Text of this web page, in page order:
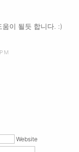
이 될듯 합니다. :)
Website